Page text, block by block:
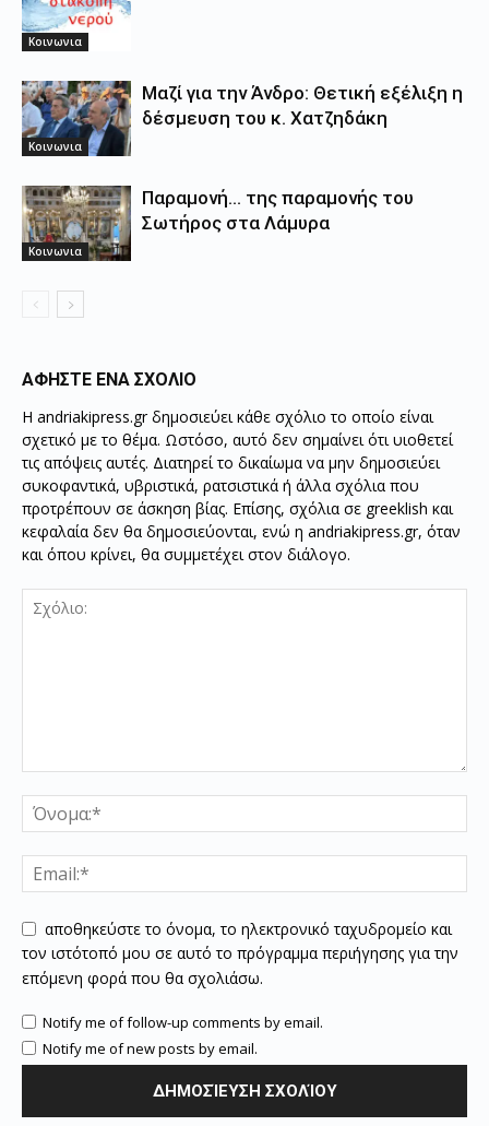
Κοινωνια
Κοινωνια
Μαζί για την Άνδρο: Θετική εξέλιξη η
δέσμευση του κ. Χατζηδάκη
Κοινωνια
Παραμονή… της παραμονής του
Σωτήρος στα Λάμυρα
ΑΦΗΣΤΕ ΕΝΑ ΣΧΟΛΙΟ
Η andriakipress.gr δημοσιεύει κάθε σχόλιο το οποίο είναι
σχετικό με το θέμα. Ωστόσο, αυτό δεν σημαίνει ότι υιοθετεί
τις απόψεις αυτές. Διατηρεί το δικαίωμα να μην δημοσιεύει
συκοφαντικά, υβριστικά, ρατσιστικά ή άλλα σχόλια που
προτρέπουν σε άσκηση βίας. Επίσης, σχόλια σε greeklish και
κεφαλαία δεν θα δημοσιεύονται, ενώ η andriakipress.gr, όταν
και όπου κρίνει, θα συμμετέχει στον διάλογο.
αποθηκεύστε το όνομα, το ηλεκτρονικό ταχυδρομείο και
τον ιστότοπό μου σε αυτό το πρόγραμμα περιήγησης για την
επόμενη φορά που θα σχολιάσω.
Notify me of follow-up comments by email.
Notify me of new posts by email.